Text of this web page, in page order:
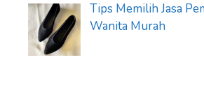
Tips Memilih Jasa
Wanita Murah